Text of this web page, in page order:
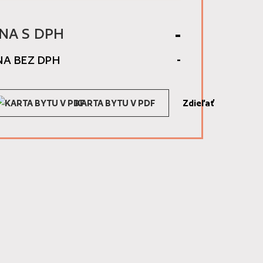
S DPH -
BEZ DPH -
KARTA BYTU V PDF Zdieľať